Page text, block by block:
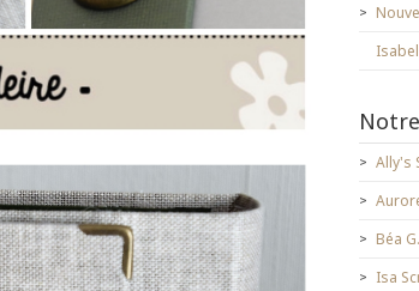
Ally's
Béa G.
Isa